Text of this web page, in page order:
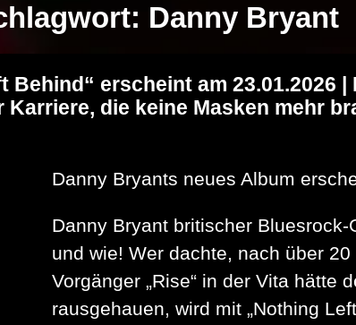
Danny Bryant
erscheint am 23.01.2026
die keine Masken mehr
Danny Bryants neues Album
Danny Bryant britischer
und wie! Wer dachte, nach über
Vorgänger „Rise“ in der Vita hätte
rausgehauen, wird mit „Nothing